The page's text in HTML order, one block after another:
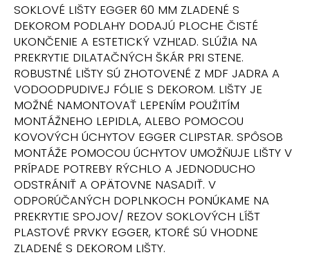
SOKLOVÉ LIŠTY EGGER 60 MM ZLADENÉ S
DEKOROM PODLAHY DODAJÚ PLOCHE ČISTÉ
UKONČENIE A ESTETICKÝ VZHĽAD. SLÚŽIA NA
PREKRYTIE DILATAČNÝCH ŠKÁR PRI STENE.
ROBUSTNÉ LIŠTY SÚ ZHOTOVENÉ Z MDF JADRA A
VODOODPUDIVEJ FÓLIE S DEKOROM. LIŠTY JE
MOŽNÉ NAMONTOVAŤ LEPENÍM POUŽITÍM
MONTÁŽNEHO LEPIDLA, ALEBO POMOCOU
KOVOVÝCH ÚCHYTOV EGGER CLIPSTAR. SPÔSOB
MONTÁŽE POMOCOU ÚCHYTOV UMOŽŇUJE LIŠTY V
PRÍPADE POTREBY RÝCHLO A JEDNODUCHO
ODSTRÁNIŤ A OPÄTOVNE NASADIŤ. V
ODPORÚČANÝCH DOPLNKOCH PONÚKAME NA
PREKRYTIE SPOJOV/ REZOV SOKLOVÝCH LÍŠT
PLASTOVÉ PRVKY EGGER, KTORÉ SÚ VHODNE
ZLADENÉ S DEKOROM LIŠTY.
O
d
p
o
r
ú
č
a
m
e